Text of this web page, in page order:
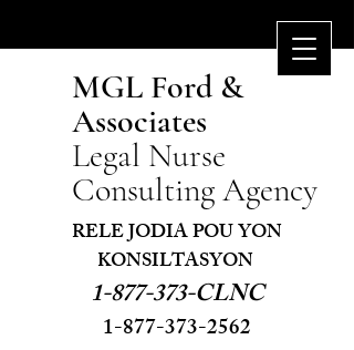
MGL Ford &
Associates
Legal Nurse
Consulting Agency
RELE JODIA POU YON
KONSILTASYON ​
1-877-373-CLNC
1-877-373-2562